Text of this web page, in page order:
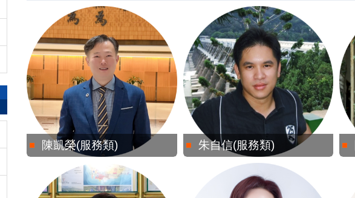
陳凱榮(服務類) 朱自信(服務類)